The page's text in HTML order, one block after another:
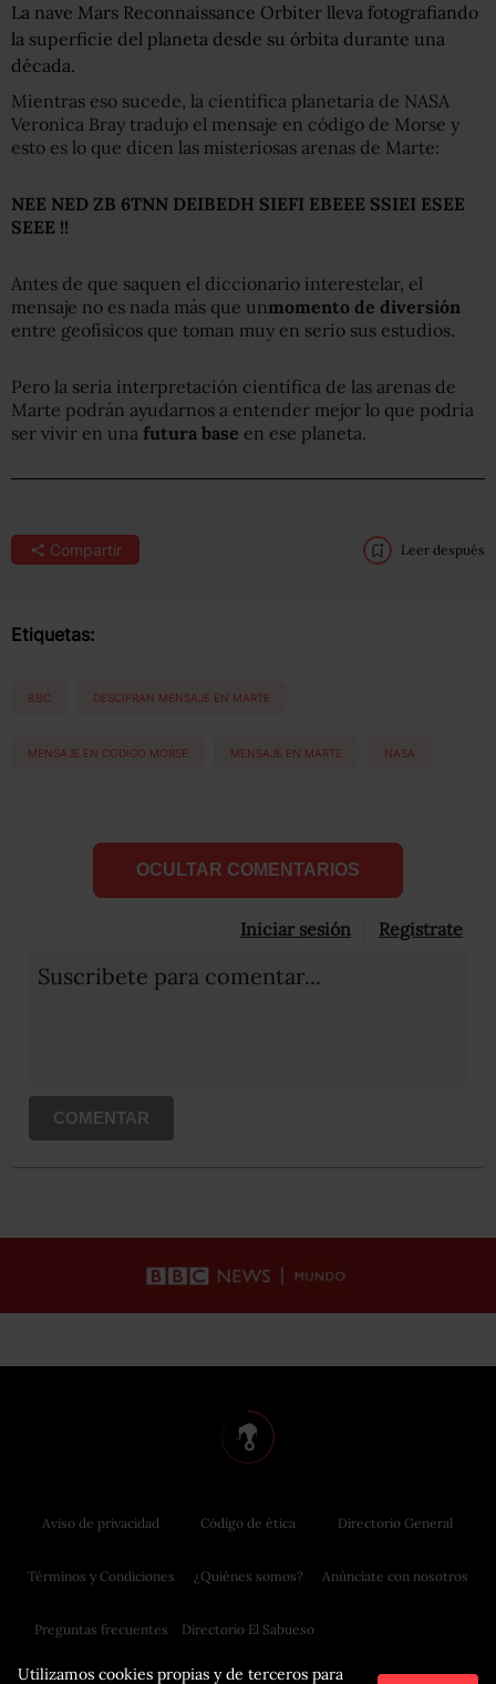
La nave Mars Reconnaissance Orbiter lleva fotografiando
la superficie del planeta desde su órbita durante una
década.
Mientras eso sucede, la científica planetaria de NASA
Veronica Bray tradujo el mensaje en código de Morse y
esto es lo que dicen las misteriosas arenas de Marte:
NEE NED ZB 6TNN DEIBEDH SIEFI EBEEE SSIEI ESEE
SEEE !!
Antes de que saquen el diccionario interestelar, el
mensaje no es nada más que unmomento de diversión
entre geofísicos que toman muy en serio sus estudios.
Pero la seria interpretación científica de las arenas de
Marte podrán ayudarnos a entender mejor lo que podría
ser vivir en una futura base en ese planeta.
Compartir Leer después
Etiquetas:
BBC DESCIFRAN MENSAJE EN MARTE
MENSAJE EN CODIGO MORSE MENSAJE EN MARTE NASA
OCULTAR COMENTARIOS
Iniciar sesión Registrate
Suscribete para comentar...
COMENTAR
Utilizamos cookies propias y de terceros para
Aviso de privacidad
Términos y Condiciones
Preguntas frecuentes
Código de ética
¿Quiénes somos?
Directorio El Sabueso
Directorio General
Anúnciate con nosotros